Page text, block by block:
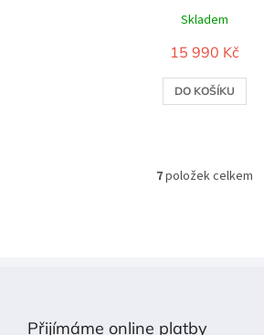
Skladem
15 990 Kč
DO KOŠÍKU
O
p
7položek celkem
Přijímáme online platby